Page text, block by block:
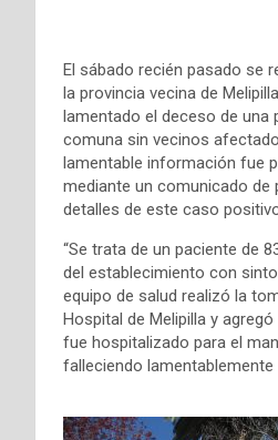
El sábado recién pasado se
la provincia vecina de
lamentado el deceso de una
comuna sin vecinos
lamentable información fue
mediante un comunicado de
detalles de este caso
“Se trata de un paciente de
del establecimiento con
equipo de salud realizó la
Hospital de Melipilla y
fue hospitalizado para el
falleciendo